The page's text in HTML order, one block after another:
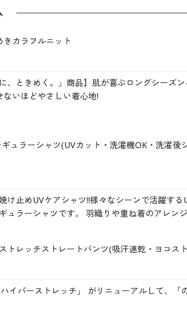
カラフルニット
に、ときめく。」商品】肌が喜ぶロングシーズ
ないほどやさしい着心地!
ュラーシャツ(UVカット・洗濯機OK・洗濯後
け止めUVケアシャツ!!様々なシーンで活躍する
ュラーシャツです。 羽織りや重ね着のアレン
トレッチストレートパンツ(吸汗速乾・ヨコス
イパーストレッチ」 がリニューアルして、「